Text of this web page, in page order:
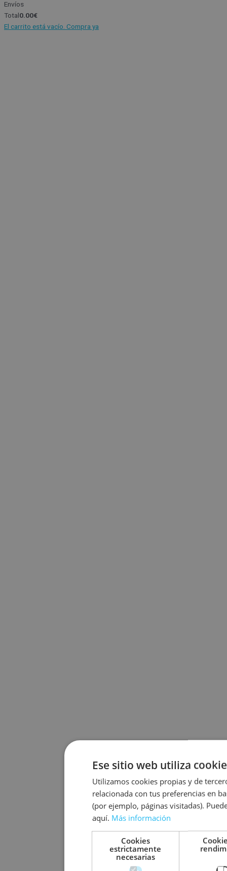
Envíos
Total0.00€
El carrito está vacío. Compra ya
Ese sitio web utiliza
Utilizamos cookies propias y de
relacionada con tus preferencias en
(por ejemplo, páginas visitadas).
aquí. Más información
Cookies
estrictamente
necesarias